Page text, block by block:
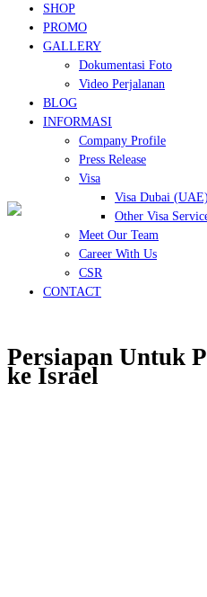
SHOP
PROMO
GALLERY
Dokumentasi Foto
Video Perjalanan
BLOG
INFORMASI
Company Profile
Press Release
Visa
Visa Dubai (UAE)
Other Visa
Meet Our Team
Career With Us
CSR
CONTACT
Persiapan Untuk
ke Israel